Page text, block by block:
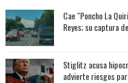
Cae "Poncho La
Reyes; su captura
Stiglitz acusa
advierte riesgos